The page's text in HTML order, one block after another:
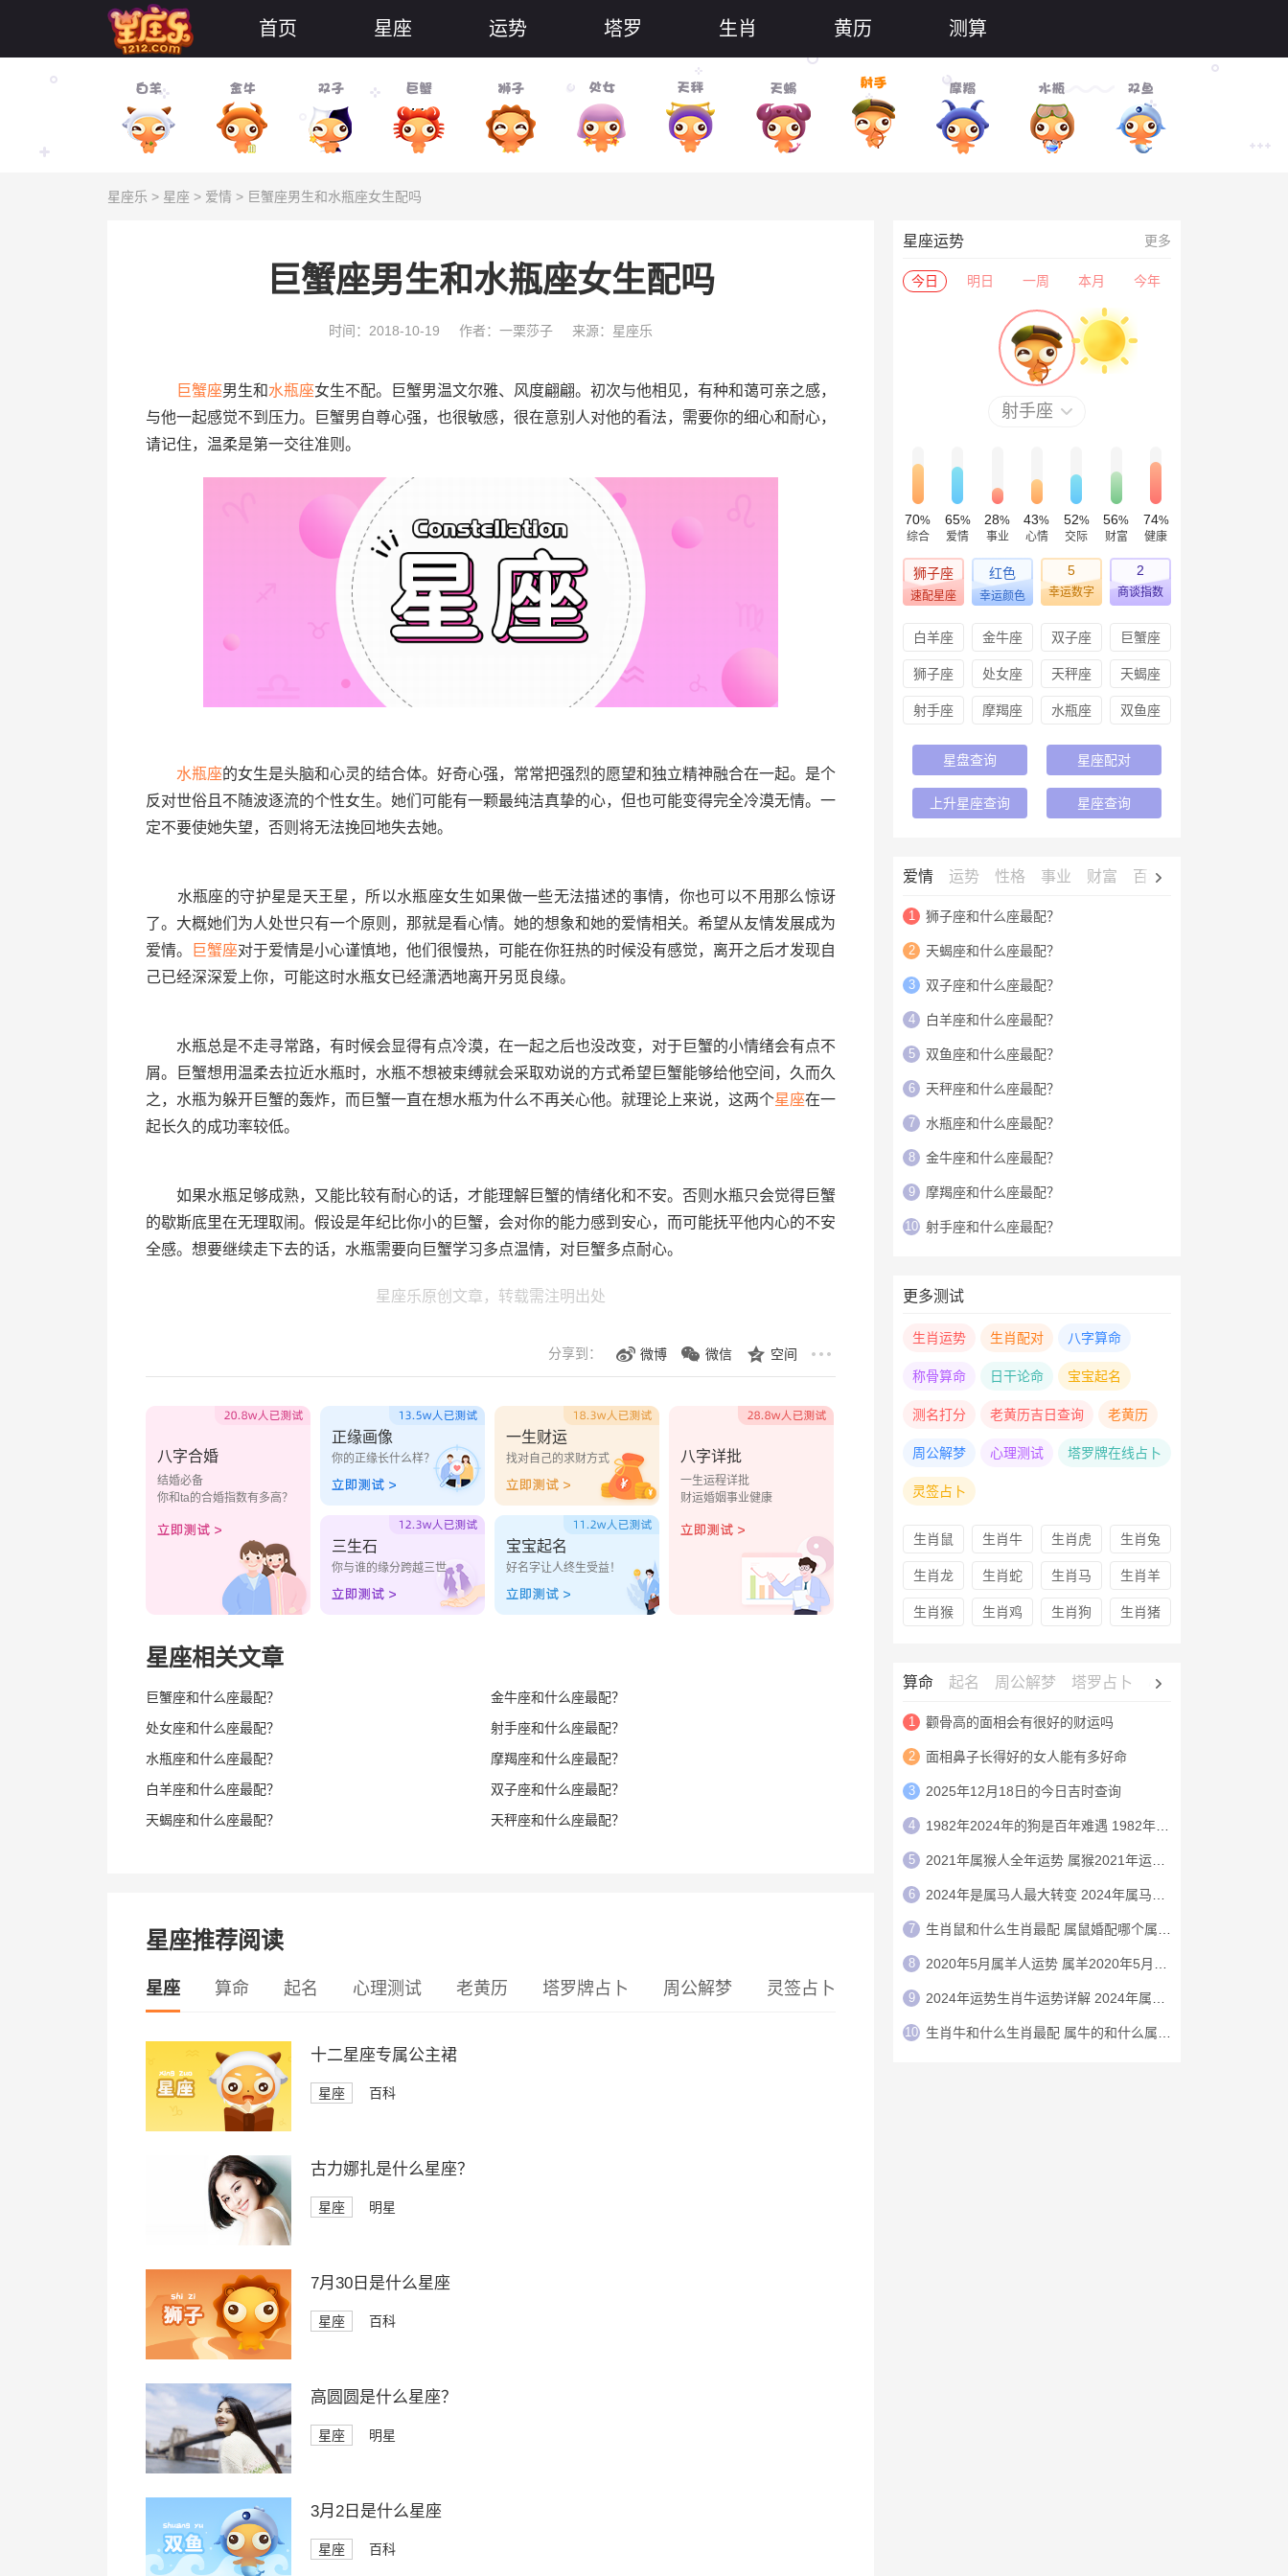
首页 星座 运势 塔罗 生肖 黄历 测算
星座乐 > 星座 > 爱情 > 巨蟹座男生和水瓶座女生配吗
巨蟹座男生和水瓶座女生配吗
时间：2018-10-19 作者：一栗莎子 来源：星座乐
巨蟹座男生和水瓶座女生不配。巨蟹男温文尔雅、风度翩翩。初次与他相见，有种和蔼可亲之感，
与他一起感觉不到压力。巨蟹男自尊心强，也很敏感，很在意别人对他的看法，需要你的细心和耐心，
请记住，温柔是第一交往准则。
水瓶座的女生是头脑和心灵的结合体。好奇心强，常常把强烈的愿望和独立精神融合在一起。是个
反对世俗且不随波逐流的个性女生。她们可能有一颗最纯洁真挚的心，但也可能变得完全冷漠无情。一
定不要使她失望，否则将无法挽回地失去她。
水瓶座的守护星是天王星，所以水瓶座女生如果做一些无法描述的事情，你也可以不用那么惊讶
了。大概她们为人处世只有一个原则，那就是看心情。她的想象和她的爱情相关。希望从友情发展成为
爱情。
巨蟹座对于爱情是小心谨慎地，他们很慢热，可能在你狂热的时候没有感觉，离开之后才发现自
己已经深深爱上你，可能这时水瓶女已经潇洒地离开另觅良缘。
水瓶总是不走寻常路，有时候会显得有点冷漠，在一起之后也没改变，对于巨蟹的小情绪会有点不
屑。巨蟹想用温柔去拉近水瓶时，水瓶不想被束缚就会采取劝说的方式希望巨蟹能够给他空间，久而久
之，水瓶为躲开巨蟹的轰炸，而巨蟹一直在想水瓶为什么不再关心他。就理论上来说，这两个星座在一
起长久的成功率较低。
如果水瓶足够成熟，又能比较有耐心的话，才能理解巨蟹的情绪化和不安。否则水瓶只会觉得巨蟹
的歇斯底里在无理取闹。假设是年纪比你小的巨蟹，会对你的能力感到安心，而可能抚平他内心的不安
全感。想要继续走下去的话，水瓶需要向巨蟹学习多点温情，对巨蟹多点耐心。
星座乐原创文章，转载需注明出处
分享到： 微博 微信 空间
八字合婚
结婚必备
你和ta的合婚指数有多高？
正缘画像
你的正缘长什么样？
一生财运
找对自己的求财方式
三生石
你与谁的缘分跨越三世
宝宝起名
好名字让人终生受益！
八字详批
一生运程详批
财运婚姻事业健康
星座相关文章
巨蟹座和什么座最配？
金牛座和什么座最配？
处女座和什么座最配？
射手座和什么座最配？
水瓶座和什么座最配？
摩羯座和什么座最配？
白羊座和什么座最配？
双子座和什么座最配？
天蝎座和什么座最配？
天秤座和什么座最配？
星座推荐阅读
星座 算命 起名 心理测试 老黄历 塔罗牌占卜 周公解梦 灵签占卜
十二星座专属公主裙
星座 百科
古力娜扎是什么星座？
星座 明星
7月30日是什么星座
星座 百科
高圆圆是什么星座？
星座 明星
3月2日是什么星座
星座 百科
星座运势 更多
今日 明日 一周 本月 今年
射手座
70%
综合
65%
爱情
28%
事业
43%
心情
52%
交际
56%
财富
74%
健康
狮子座
速配星座
红色
幸运颜色
5
幸运数字
2
商谈指数
白羊座 金牛座 双子座 巨蟹座
狮子座 处女座 天秤座 天蝎座
射手座 摩羯座 水瓶座 双鱼座
星盘查询 星座配对
上升星座查询 星座查询
爱情 运势 性格 事业 财富 百科
1 狮子座和什么座最配？
2 天蝎座和什么座最配？
3 双子座和什么座最配？
4 白羊座和什么座最配？
5 双鱼座和什么座最配？
6 天秤座和什么座最配？
7 水瓶座和什么座最配？
8 金牛座和什么座最配？
9 摩羯座和什么座最配？
10 射手座和什么座最配？
更多测试
生肖运势 生肖配对 八字算命
称骨算命 日干论命 宝宝起名
测名打分 老黄历吉日查询 老黄历
周公解梦 心理测试 塔罗牌在线占卜
灵签占卜
生肖鼠 生肖牛 生肖虎 生肖兔
生肖龙 生肖蛇 生肖马 生肖羊
生肖猴 生肖鸡 生肖狗 生肖猪
算命 起名 周公解梦 塔罗占卜 心理测试
1 颧骨高的面相会有很好的财运吗
2 面相鼻子长得好的女人能有多好命
3 2025年12月18日的今日吉时查询
4 1982年2024年的狗是百年难遇 1982年的狗在2024年怎么样
5 2021年属猴人全年运势 属猴2021年运势及运程
6 2024年是属马人最大转变 2024年属马人的全年运势
7 生肖鼠和什么生肖最配 属鼠婚配哪个属相最好
8 2020年5月属羊人运势 属羊2020年5月运程
9 2024年运势生肖牛运势详解 2024年属牛人的全年运势详解
10 生肖牛和什么生肖最配 属牛的和什么属相最配